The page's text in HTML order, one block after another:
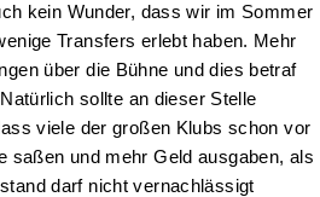
kein Wunder, dass wir im Sommer
Transfers erlebt haben. Mehr
über die Bühne und dies betraf
sollte an dieser Stelle
viele der großen Klubs schon vor
saßen und mehr Geld ausgaben, als
darf nicht vernachlässigt